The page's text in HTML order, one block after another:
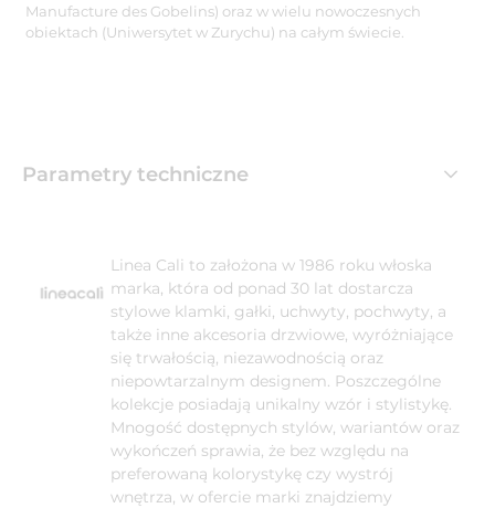
Manufacture des Gobelins) oraz w wielu nowoczesnych
obiektach (Uniwersytet w Zurychu) na całym świecie.
Parametry techniczne
Linea Cali to założona w 1986 roku włoska
marka, która od ponad 30 lat dostarcza
stylowe klamki, gałki, uchwyty, pochwyty, a
także inne akcesoria drzwiowe, wyróżniające
się trwałością, niezawodnością oraz
niepowtarzalnym designem. Poszczególne
kolekcje posiadają unikalny wzór i stylistykę.
Mnogość dostępnych stylów, wariantów oraz
wykończeń sprawia, że bez względu na
preferowaną kolorystykę czy wystrój
wnętrza, w ofercie marki znajdziemy